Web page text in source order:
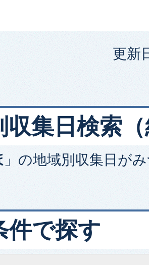
更新
収集日検索
」の地域別収集日 が
件で探す